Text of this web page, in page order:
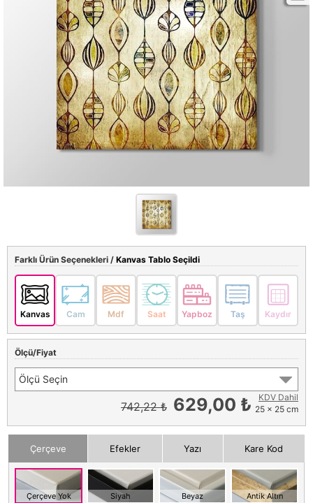
Farklı Ürün Seçenekleri / Kanvas Tablo Seçildi
Kanvas Cam Mdf Saat Yapboz Taş Kaydır
Ölçü/Fiyat
Ölçü Seçin
742,22 ₺ 629,00 ₺
KDV Dahil
25 x 25 cm
Çerçeve Efekler Yazı Kare Kod
Çerçeve Yok Siyah Beyaz Antik Altın